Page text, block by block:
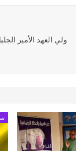
ولي العهد الأمير